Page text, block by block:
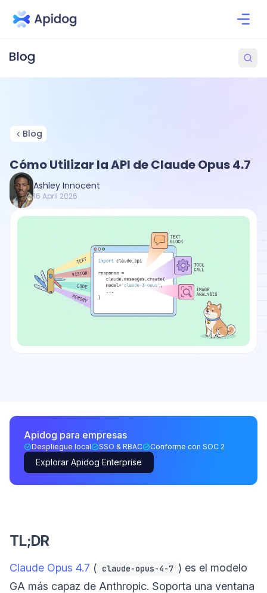
Blog
Cómo Utilizar la API de Claude Opus 4.7
Ashley Innocent
16 April 2026
Apidog para empresas
Despliegue local SSO & RBAC Conforme con SOC 2
Explorar Apidog Enterprise
TL;DR
Claude Opus 4.7 ( claude-opus-4-7 ) es el modelo
GA más capaz de Anthropic. Soporta una ventana